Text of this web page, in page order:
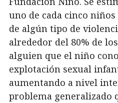
uno de cada cinco
de algún tipo de
alrededor del 80% de
alguien que el niño
explotación sexual
aumentando a nivel
problema generalizado